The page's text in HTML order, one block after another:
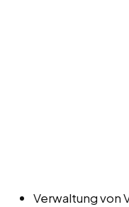
Verwaltung von